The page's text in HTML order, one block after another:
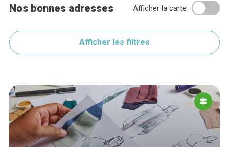
Nos bonnes adresses Afficher la carte
Afficher les filtres